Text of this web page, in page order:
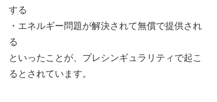
する
・エネルギー問題が解決されて無償で提供され
る
といったことが、プレシンギュラリティで起こ
るとされています。